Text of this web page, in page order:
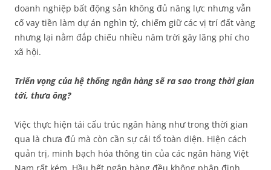
doanh nghiệp bất động sản không đủ năng lực nhưng vẫn
cố vay tiền làm dự án nghìn tỷ, chiếm giữ các vị trí đất vàng
nhưng lại nằm đắp chiếu nhiều năm trời gây lãng phí cho
xã hội.
Triển vọng của hệ thống ngân hàng sẽ ra sao trong thời gian
tới, thưa ông?
Việc thực hiện tái cấu trúc ngân hàng như trong thời gian
qua là chưa đủ mà còn cần sự cải tổ toàn diện. Hiện cách
quản trị, minh bạch hóa thông tin của các ngân hàng Việt